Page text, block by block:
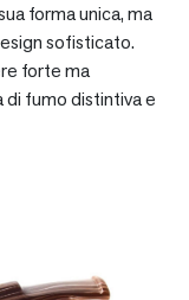
forma unica, ma
sofisticato.
forte ma
di fumo distintiva e